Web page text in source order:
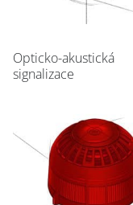
Opticko-akustická
signalizace